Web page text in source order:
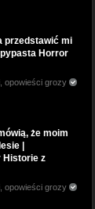
przedstawić mi
Horror
opowieści grozy
że moim
|
Historie z
opowieści grozy